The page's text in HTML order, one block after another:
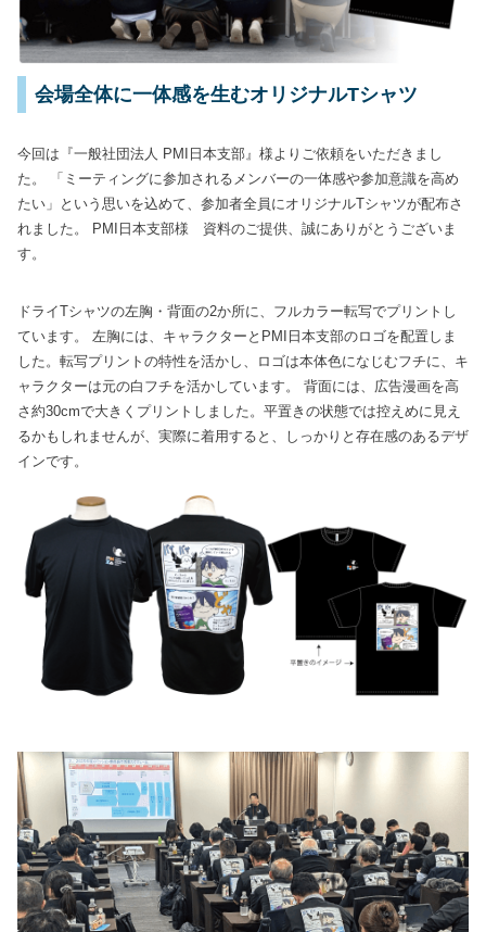
会場全体に一体感を生むオリジナルTシャツ
今回は 『一般社団法人 PMI日本支部』 様よりご依頼をいただきまし
た。
「ミーティングに参加されるメンバーの一体感や参加意識を高め
たい」 という思いを込めて、参加者全員にオリジナルTシャツが配布さ
れました。
PMI日本支部様 資料のご提供、誠にありがとうございま
す。
ドライTシャツの左胸・背面の2か所に、フルカラー転写でプリントし
ています。
左胸には、キャラクターとPMI日本支部のロゴを配置しま
した。転写プリントの特性を活かし、ロゴは本体色になじむフチに、キ
ャラクターは元の白フチを活かしています。
背面には、広告漫画を高
さ約30cmで大きくプリントしました。平置きの状態では控えめに見え
るかもしれませんが、実際に着用すると、しっかりと存在感のあるデザ
インです。